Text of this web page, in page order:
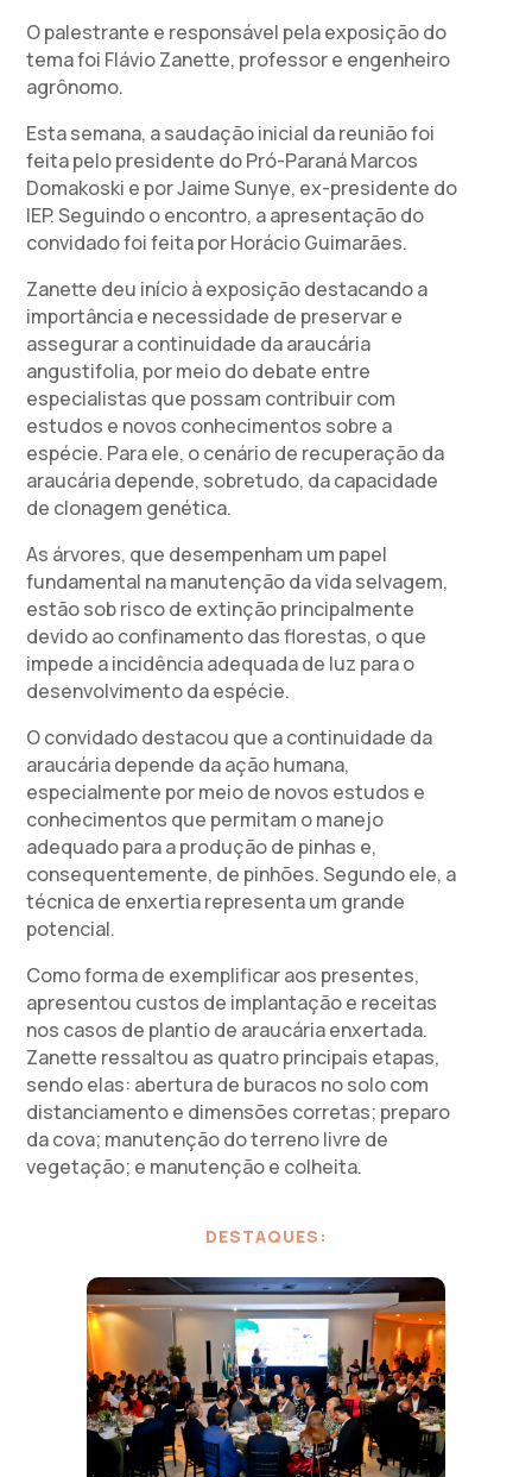
O palestrante e responsável pela exposição do
tema foi Flávio Zanette, professor e engenheiro
agrônomo.
Esta semana, a saudação inicial da reunião foi
feita pelo presidente do Pró-Paraná Marcos
Domakoski e por Jaime Sunye, ex-presidente do
IEP. Seguindo o encontro, a apresentação do
convidado foi feita por Horácio Guimarães.
Zanette deu início à exposição destacando a
importância e necessidade de preservar e
assegurar a continuidade da araucária
angustifolia, por meio do debate entre
especialistas que possam contribuir com
estudos e novos conhecimentos sobre a
espécie. Para ele, o cenário de recuperação da
araucária depende, sobretudo, da capacidade
de clonagem genética.
As árvores, que desempenham um papel
fundamental na manutenção da vida selvagem,
estão sob risco de extinção principalmente
devido ao confinamento das florestas, o que
impede a incidência adequada de luz para o
desenvolvimento da espécie.
O convidado destacou que a continuidade da
araucária depende da ação humana,
especialmente por meio de novos estudos e
conhecimentos que permitam o manejo
adequado para a produção de pinhas e,
consequentemente, de pinhões. Segundo ele, a
técnica de enxertia representa um grande
potencial.
Como forma de exemplificar aos presentes,
apresentou custos de implantação e receitas
nos casos de plantio de araucária enxertada.
Zanette ressaltou as quatro principais etapas,
sendo elas: abertura de buracos no solo com
distanciamento e dimensões corretas; preparo
da cova; manutenção do terreno livre de
vegetação; e manutenção e colheita.
DESTAQUES: